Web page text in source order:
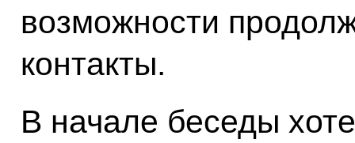
возможности
контакты.
В начале беседы